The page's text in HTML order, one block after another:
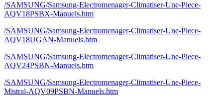
/SAMSUNG/Samsung-Electromenager-Climatiser-Une-Piece-
AQV18PSBX-Manuels.htm
/SAMSUNG/Samsung-Electromenager-Climatiser-Une-Piece-
AQV18UGAN-Manuels.htm
/SAMSUNG/Samsung-Electromenager-Climatiser-Une-Piece-
AQV24PSBN-Manuels.htm
/SAMSUNG/Samsung-Electromenager-Climatiser-Une-Piece-
Mistral-AQV09PSBN-Manuels.htm